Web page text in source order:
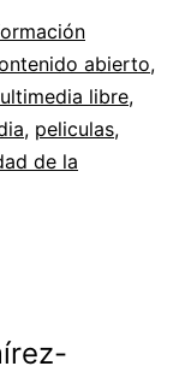
abierto,
libre,
, peliculas,
de la